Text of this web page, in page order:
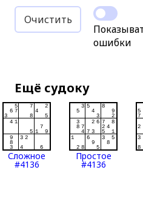
Очистить
ошибки
Ещё судоку
Сложное
#4136
Простое
#4136